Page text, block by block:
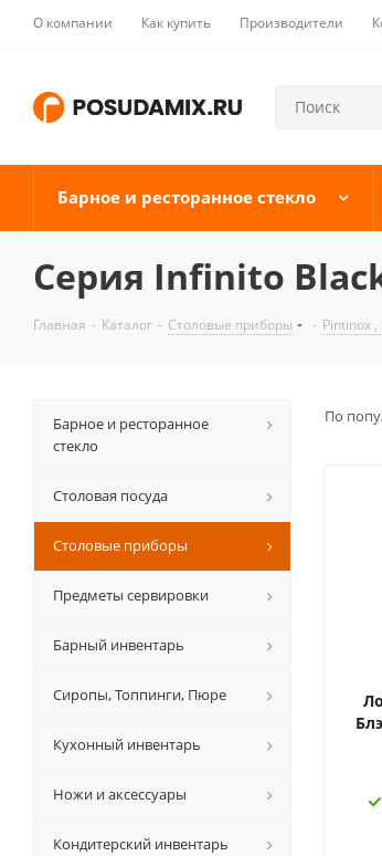
О компании Как купить Производители
Барное и ресторанное стекло
Серия Infinito
Главная - Каталог - Столовые приборы - Pintinox
По
Блэк
Барное и ресторанное
стекло
Столовая посуда
Столовые приборы
Предметы сервировки
Барный инвентарь
Сиропы, Топпинги, Пюре
Кухонный инвентарь
Ножи и аксессуары
Кондитерский инвентарь